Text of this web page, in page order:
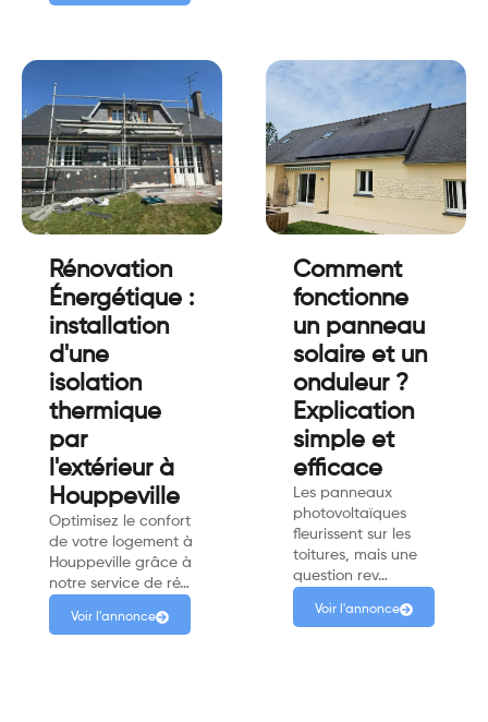
Rénovation
Énergétique :
installation
d'une
isolation
thermique
par
l'extérieur à
Houppeville
Optimisez le confort
de votre logement à
Houppeville grâce à
notre service de ré…
Voir l'annonce
Comment
fonctionne
un panneau
solaire et un
onduleur ?
Explication
simple et
efficace
Les panneaux
photovoltaïques
fleurissent sur les
toitures, mais une
question rev…
Voir l'annonce